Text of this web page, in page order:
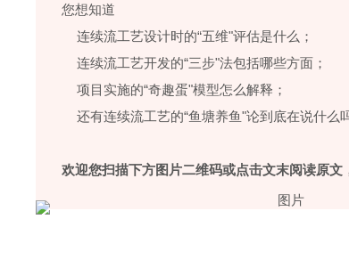
您想知道
连续流工艺设计时的“五维"评估是什么；
连续流工艺开发的“三步"法包括哪些方面；
项目实施的“奇趣蛋"模型怎么解释；
还有连续流工艺的“鱼塘养鱼"论到底在说什么
欢迎您扫描下方图片二维码或点击文末阅读原文